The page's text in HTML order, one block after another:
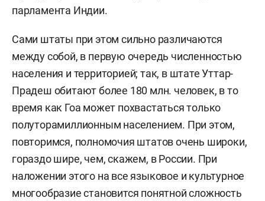
парламента Индии.
Сами штаты при этом сильно различаются
между собой, в первую очередь численностью
населения и территорией; так, в штате Уттар-
Прадеш обитают более 180 млн. человек, в то
время как Гоа может похвастаться только
полуторамиллионным населением. При этом,
повторимся, полномочия штатов очень широки,
гораздо шире, чем, скажем, в России. При
наложении этого на все языковое и культурное
многообразие становится понятной сложность